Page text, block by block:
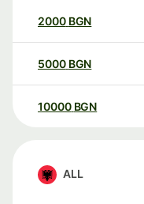
2000 BGN
5000 BGN
10000 BGN
ALL